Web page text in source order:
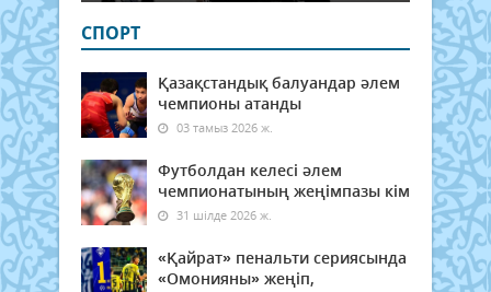
СПОРТ
Қазақстандық балуандар әлем
чемпионы атанды
03 тамыз 2026 ж.
Футболдан келесі әлем
чемпионатының жеңімпазы кім
31 шілде 2026 ж.
«Қайрат» пенальти сериясында
«Омонияны» жеңіп,